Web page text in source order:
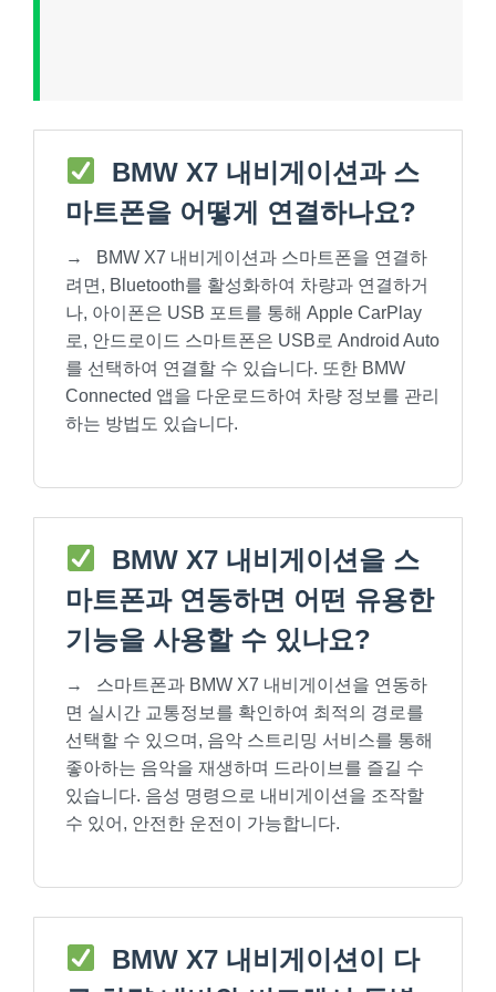
BMW X7 내비게이션과 스
마트폰을 어떻게 연결하나요?
→
BMW X7 내비게이션과 스마트폰을 연결하
려면, Bluetooth를 활성화하여 차량과 연결하거
나, 아이폰은 USB 포트를 통해 Apple CarPlay
로, 안드로이드 스마트폰은 USB로 Android Auto
를 선택하여 연결할 수 있습니다. 또한 BMW
Connected 앱을 다운로드하여 차량 정보를 관리
하는 방법도 있습니다.
BMW X7 내비게이션을 스
마트폰과 연동하면 어떤 유용한
기능을 사용할 수 있나요?
→
스마트폰과 BMW X7 내비게이션을 연동하
면 실시간 교통정보를 확인하여 최적의 경로를
선택할 수 있으며, 음악 스트리밍 서비스를 통해
좋아하는 음악을 재생하며 드라이브를 즐길 수
있습니다. 음성 명령으로 내비게이션을 조작할
수 있어, 안전한 운전이 가능합니다.
BMW X7 내비게이션이 다